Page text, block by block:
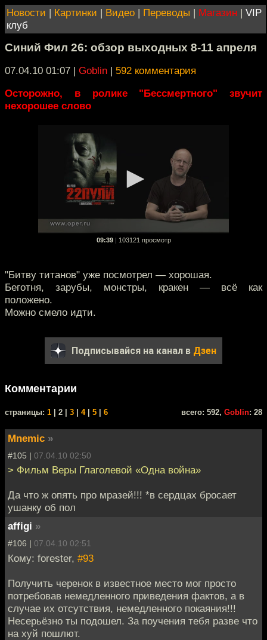
Новости | Картинки | Видео | Переводы | Магазин | VIP
клуб
Синий Фил 26: обзор выходных 8-11 апреля
07.04.10 01:07 | Goblin | 592 комментария
Осторожно, в ролике "Бессмертного" звучит
нехорошее слово
09:39 103121 просмотр
"Битву титанов" уже посмотрел — хорошая.
Беготня, зарубы, монстры, кракен — всё как
положено.
Можно смело идти.
Подписывайся на канал в Дзен
Комментарии
cтраницы: 1 | 2 | 3 4| 5 6 всего: 592, Goblin: 28
Mnemic »
#105 | 07.04.10 02:50
> Фильм Веры Глаголевой «Одна война»
Да что ж опять про мразей!!! *в сердцах бросает
ушанку об пол
affigi »
#106 | 07.04.10 02:51
Кому: forester, #93
Получить черенок в известное место мог просто
потребовав немедленного приведения фактов, а в
случае их отсутствия, немедленного покаяния!!!
Несерьёзно ты подошел. За поучения тебя разве что
на хуй пошлют.